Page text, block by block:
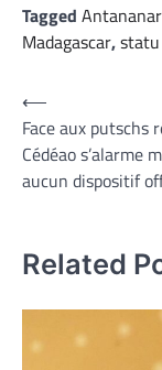
Tagged
Madagascar,
Navigation
de
l’article
⟵
Face aux putschs
Cédéao s’alarme
aucun dispositif
Related